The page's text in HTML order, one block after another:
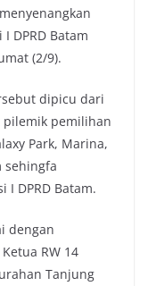
DPRD Batam
(2/9).
dipicu dari
pemilihan
Park, Marina,
sehingfa
I DPRD Batam.
dengan
RW 14
Tanjung